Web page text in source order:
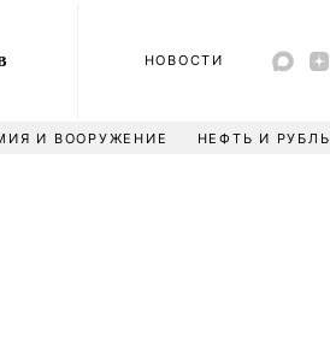
НОВОСТИ
И ВООРУЖЕНИЕ НЕФТЬ И РУБЛЬ